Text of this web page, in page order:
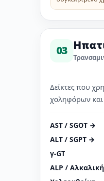
03
Δείκτες που
χοληφόρων και
AST / SGOT →
ALT / SGPT →
γ-GT
ALP /